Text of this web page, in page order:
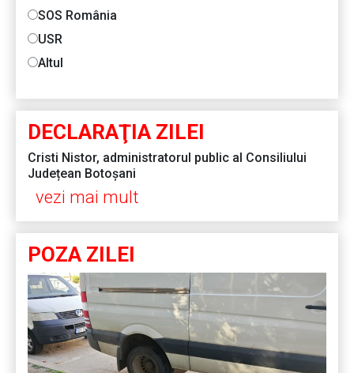
SOS România
USR
Altul
DECLARAŢIA ZILEI
Cristi Nistor, administratorul public al Consiliului
Județean Botoșani
vezi mai mult
POZA ZILEI